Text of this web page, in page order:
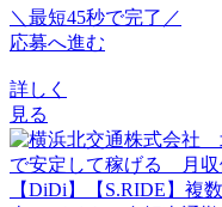
＼最短45秒で完了／
応募へ進む
詳しく
見る